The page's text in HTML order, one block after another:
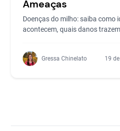
Ameaças
Doenças do milho: saiba como
acontecem, quais danos
Gressa Chinelato 19